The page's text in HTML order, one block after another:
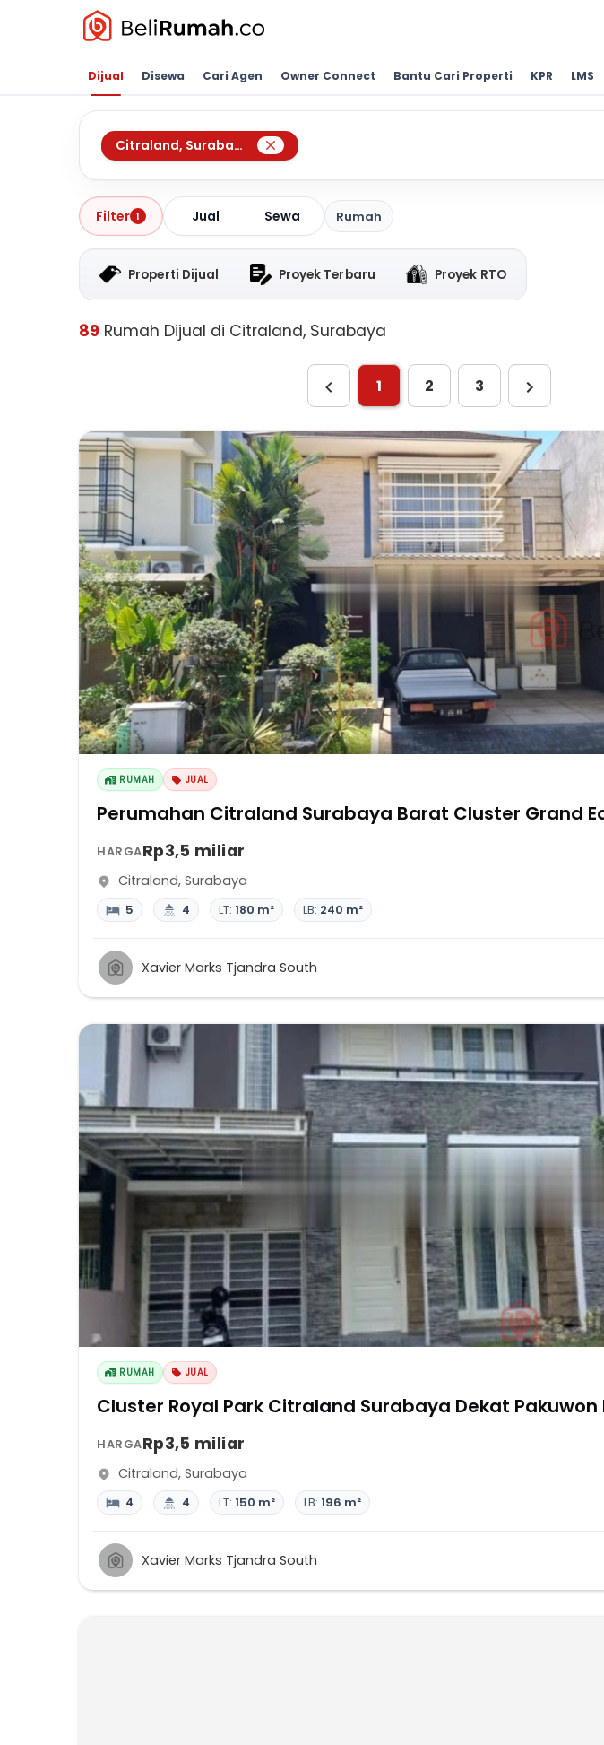
Dijual Disewa Cari Agen Owner Connect Bantu Cari Properti KPR LMS
Citraland, Surabaya
Filter 1 Jual Sewa Rumah
Properti Dijual Proyek Terbaru Proyek RTO
89 Rumah Dijual di Citraland, Surabaya
1 2 3
RUMAH JUAL
Perumahan Citraland Surabaya Barat Cluster Grand
HARGARp3,5 miliar
Citraland, Surabaya
5 4 LT: 180 m² LB: 240 m²
Xavier Marks Tjandra South
RUMAH JUAL
Cluster Royal Park Citraland Surabaya Dekat Pakuwon
HARGARp3,5 miliar
Citraland, Surabaya
4 4 LT: 150 m² LB: 196 m²
Xavier Marks Tjandra South